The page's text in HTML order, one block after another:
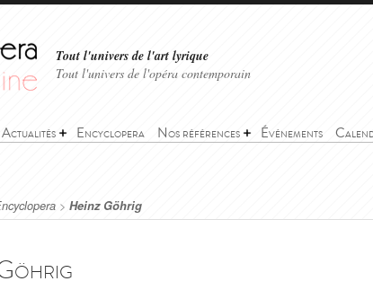
Tout l'univers de l'art lyrique
Tout l'univers de l'opéra contemporain
Actualités Encyclopera Nos références Événements
> Heinz Göhrig